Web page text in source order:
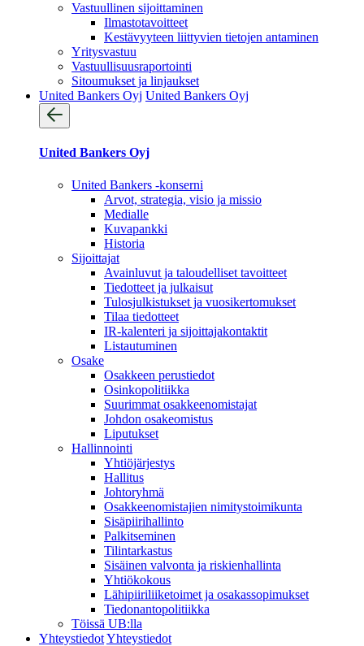
Vastuullinen sijoittaminen
Ilmastotavoitteet
Kestävyyteen liittyvien tietojen antaminen
Yritysvastuu
Vastuullisuus­raportointi
Sitoumukset ja linjaukset
United Bankers Oyj United Bankers Oyj
United Bankers Oyj
United Bankers -konserni
Arvot, strategia, visio ja missio
Medialle
Kuvapankki
Historia
Sijoittajat
Avainluvut ja taloudelliset tavoitteet
Tiedotteet ja julkaisut
Tulosjulkistukset ja vuosikertomukset
Tilaa tiedotteet
IR-kalenteri ja sijoittajakontaktit
Listautuminen
Osake
Osakkeen perustiedot
Osinkopolitiikka
Suurimmat osakkeenomistajat
Johdon osakeomistus
Liputukset
Hallinnointi
Yhtiöjärjestys
Hallitus
Johtoryhmä
Osakkeenomistajien nimitystoimikunta
Sisäpiirihallinto
Palkitseminen
Tilintarkastus
Sisäinen valvonta ja riskienhallinta
Yhtiökokous
Lähipiiriliiketoimet ja osakassopimukset
Tiedonantopolitiikka
Töissä UB:lla
YhteystiedotYhteystiedot